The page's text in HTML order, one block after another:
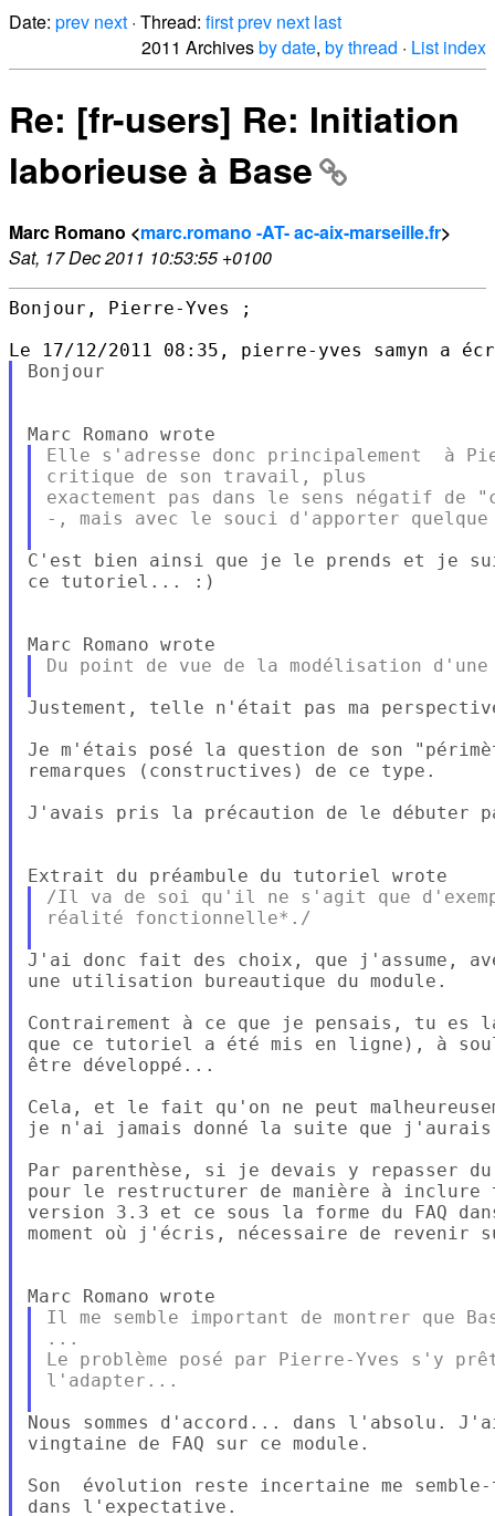
Date: prev next · Thread: firstprev next last
2011 Archivesby date, by thread · List index
Re: [fr-users] Re: Initiation
laborieuse à Base
Marc Romano <marc.romano -AT- ac-aix-marseille.fr>
Sat, 17 Dec 2011 10:53:55 +0100
Bonjour, Pierre-Yves ;
Bonjour
Elle s'adresse donc principalement  à
critique de son travail, plus
exactement pas dans le sens négatif
-, mais avec le souci d'apporter quelque
C'est bien ainsi que je le prends et je
ce tutoriel... :)
Du point de vue de la modélisation
Justement, telle n'était pas ma
Je m'étais posé la question de son
remarques (constructives) de ce type.
J'avais pris la précaution de le débuter
/Il va de soi qu'il ne s'agit que
réalité fonctionnelle*./
J'ai donc fait des choix, que j'assume,
une utilisation bureautique du module.
Contrairement à ce que je pensais, tu es
que ce tutoriel a été mis en ligne), à
être développé...
Cela, et le fait qu'on ne peut
je n'ai jamais donné la suite que
Par parenthèse, si je devais y repasser
pour le restructurer de manière à
version 3.3 et ce sous la forme du FAQ
moment où j'écris, nécessaire de revenir
Il me semble important de montrer que
...
Le problème posé par Pierre-Yves s'y
l'adapter...
Nous sommes d'accord... dans l'absolu.
vingtaine de FAQ sur ce module.
Son  évolution reste incertaine me
dans l'expectative.